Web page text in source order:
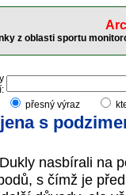
z oblasti sportu
přesný výraz
s
nasbírali na
s čímž je